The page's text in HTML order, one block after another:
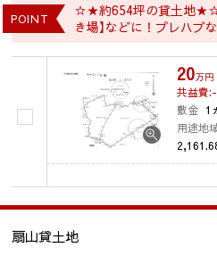
POINT
☆★約654坪の貸土地★☆
き場】などに！プレハブ
20万円
共益費:-
敷金 1
用途地
扇山貸土地